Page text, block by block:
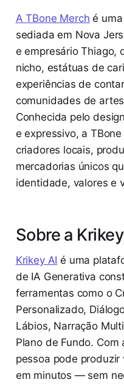
A TBone Merch é
sediada em Nova
e empresário Thiago,
nicho, estátuas de
experiências de
comunidades de
Conhecida pelo
e expressivo, a
criadores locais,
mercadorias únicos
identidade, valores e
Sobre a
Krikey AI é uma
de IA Generativa
ferramentas como o
Personalizado,
Lábios, Narração
Plano de Fundo. Com
pessoa pode
em minutos — sem